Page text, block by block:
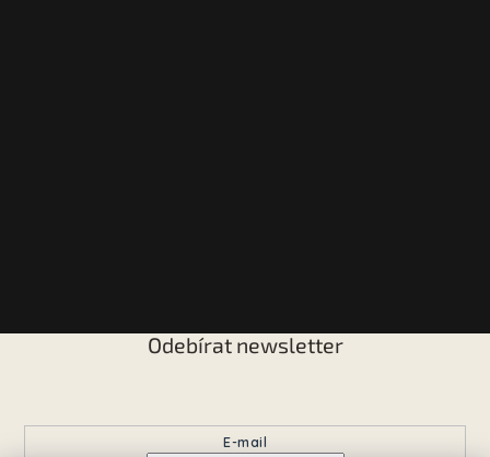
Odebírat newsletter
E-mail